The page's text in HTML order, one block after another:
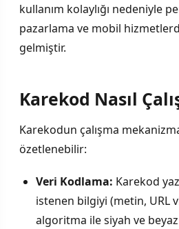
kullanım kolaylığı nedeniyle
pazarlama ve mobil
gelmiştir.
Karekod Nasıl
Karekodun çalışma
özetlenebilir:
Veri Kodlama: Karekod
istenen bilgiyi (metin, URL
algoritma ile siyah ve